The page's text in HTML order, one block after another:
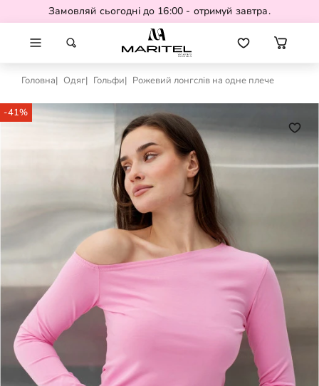
Замовляй сьогодні до 16:00 - отримуй завтра.
Головна Одяг Гольфи Рожевий лонгслів на одне плече
-41%